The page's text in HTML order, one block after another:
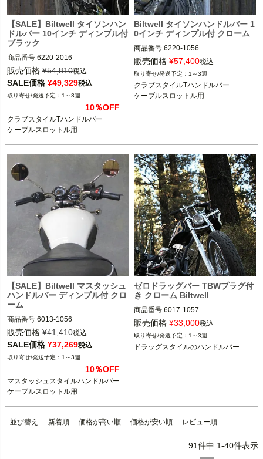
【SALE】Biltwell タイソンハン
ドルバー 10インチ ディンプル付
ブラック
商品番号 6220-2016
3OT：0601-5143
販売価格 ¥54,810税込
SALE価格 ¥49,329税込
1～3週
10％OFF
クラブスタイルTハンドルバー
ケーブルスロットル用
Biltwell タイソンハンドルバー 1
0インチ ディンプル付 クローム
商品番号 6220-1056
3OT：0601-5144
販売価格 ¥57,400税込
1～3週
クラブスタイルTハンドルバー
ケーブルスロットル用
【SALE】Biltwell マスタッシュ
ハンドルバー ディンプル付 クロ
ーム
商品番号 6013-1056
3OT：0601-5132
販売価格 ¥41,410税込
SALE価格 ¥37,269税込
1～3週
10％OFF
マスタッシュスタイルハンドルバー
ケーブルスロットル用
ゼロドラッグバー TBWプラグ付
き クローム Biltwell
商品番号 6017-1057
D型番：0601-5654
販売価格 ¥33,000税込
1～3週
ドラッグスタイルのハンドルバー
並び替え 新着順 価格が高い順 価格が安い順 レビュー順
91件中 1-40件表示